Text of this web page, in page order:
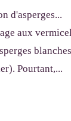
aux
Pourtant,...